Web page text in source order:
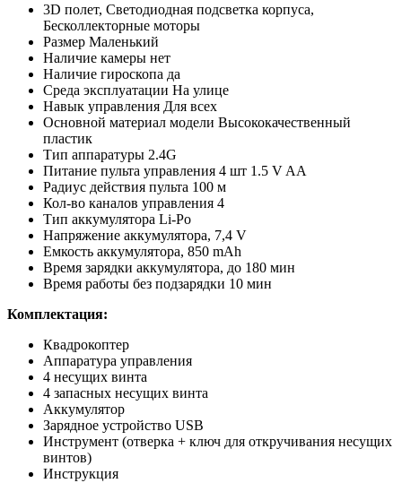
3D полет, Светодиодная подсветка корпуса,
Бесколлекторные моторы
Размер Маленький
Наличие камеры нет
Наличие гироскопа да
Среда эксплуатации На улице
Навык управления Для всех
Основной материал модели Высококачественный
пластик
Тип аппаратуры 2.4G
Питание пульта управления 4 шт 1.5 V AA
Радиус действия пульта 100 м
Кол-во каналов управления 4
Тип аккумулятора Li-Po
Напряжение аккумулятора, 7,4 V
Емкость аккумулятора, 850 mAh
Время зарядки аккумулятора, до 180 мин
Время работы без подзарядки 10 мин
Комплектация:
Квадрокоптер
Аппаратура управления
4 несущих винта
4 запасных несущих винта
Аккумулятор
Зарядное устройство USB
Инструмент (отверка + ключ для откручивания несущих
винтов)
Инструкция